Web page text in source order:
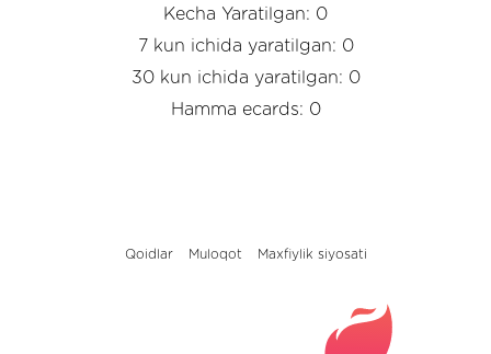
Kecha Yaratilgan: 0
7 kun ichida yaratilgan: 0
30 kun ichida yaratilgan: 0
Hamma ecards: 0
Qoidlar Muloqot Maxfiylik siyosati